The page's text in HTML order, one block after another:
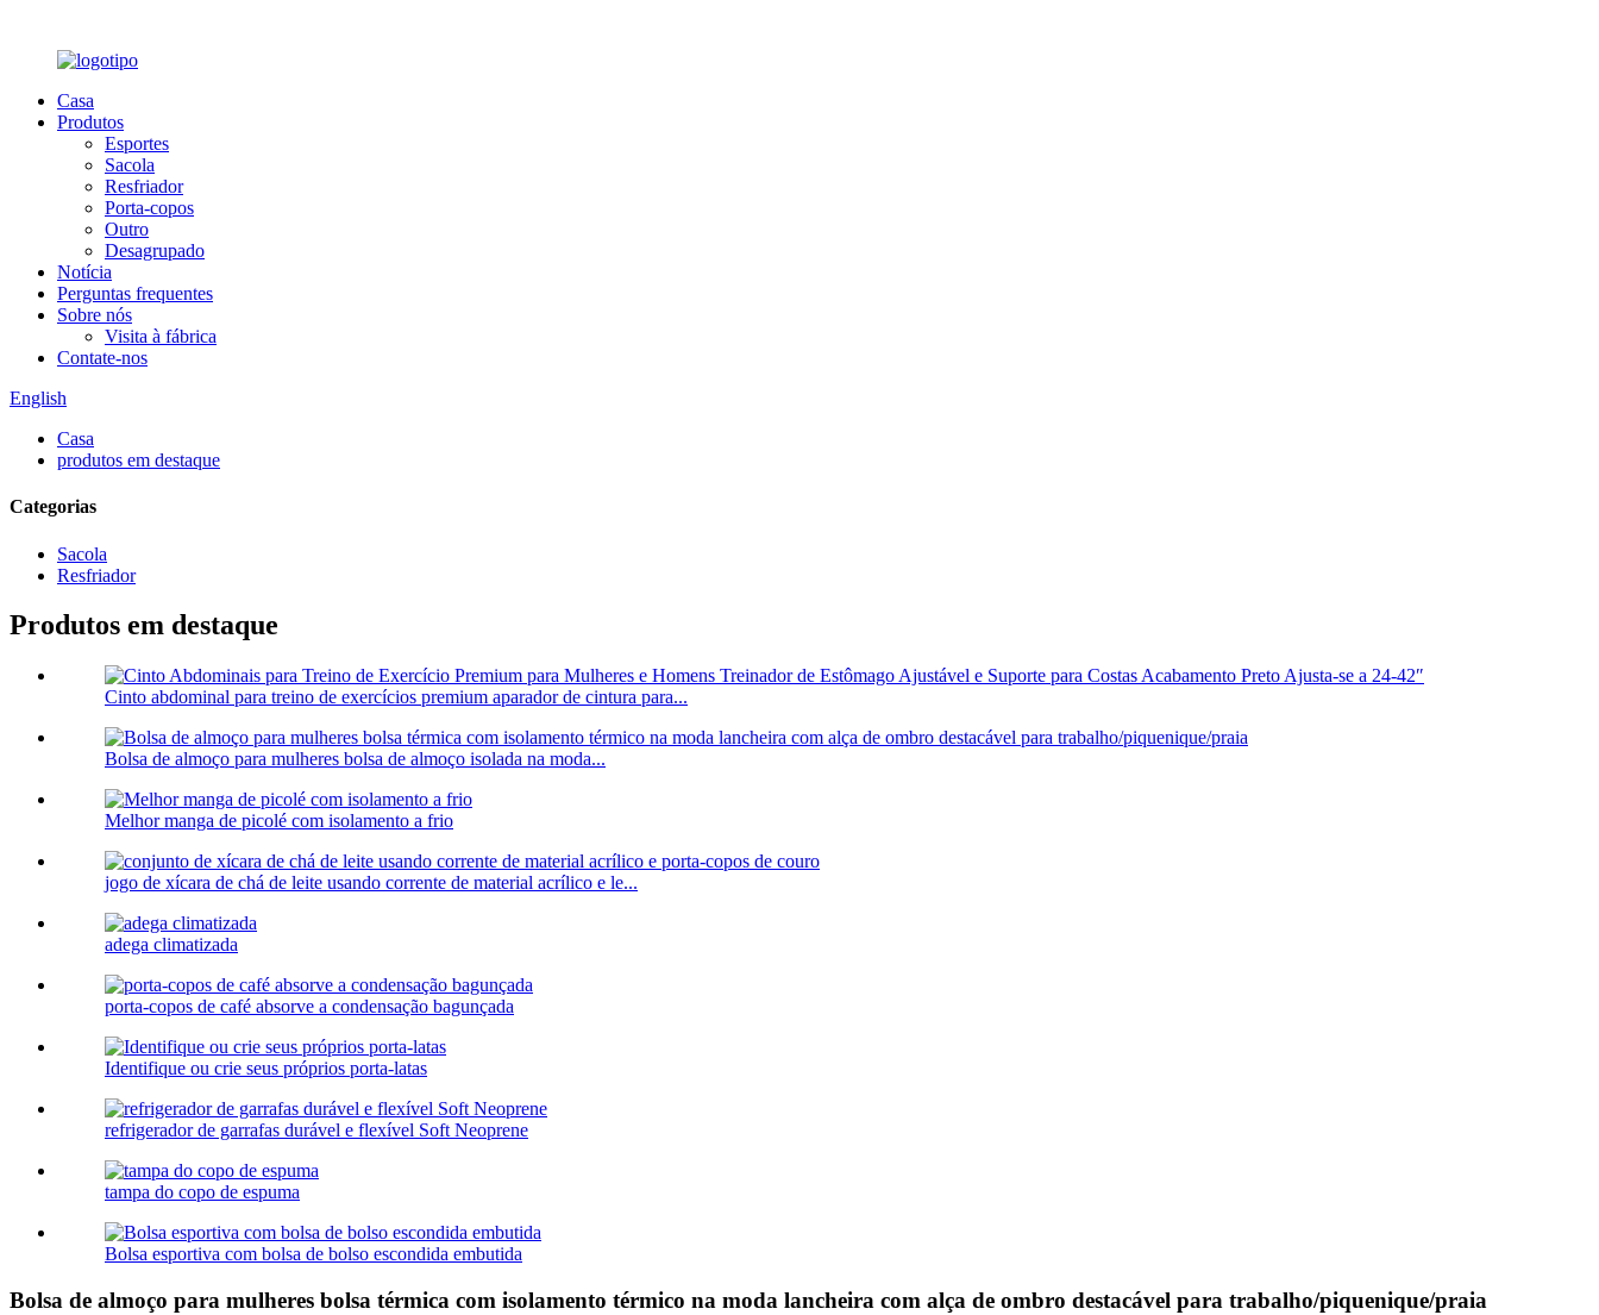
Casa
Produtos
Esportes
Sacola
Resfriador
Porta-copos
Outro
Desagrupado
Notícia
Perguntas frequentes
Sobre nós
Visita à fábrica
Contate-nos
English
Casa
produtos em destaque
Categorias
Sacola
Resfriador
Produtos em destaque
Cinto abdominal para treino de exercícios premium aparador de cintura para...
Bolsa de almoço para mulheres bolsa de almoço isolada na moda...
Melhor manga de picolé com isolamento a frio
jogo de xícara de chá de leite usando corrente de material acrílico e le...
adega climatizada
porta-copos de café absorve a condensação bagunçada
Identifique ou crie seus próprios porta-latas
refrigerador de garrafas durável e flexível Soft Neoprene
tampa do copo de espuma
Bolsa esportiva com bolsa de bolso escondida embutida
Bolsa de almoço para mulheres bolsa térmica com isolamento térmico na moda lancheira com alça de ombro destacável para trabalho/piquenique/praia